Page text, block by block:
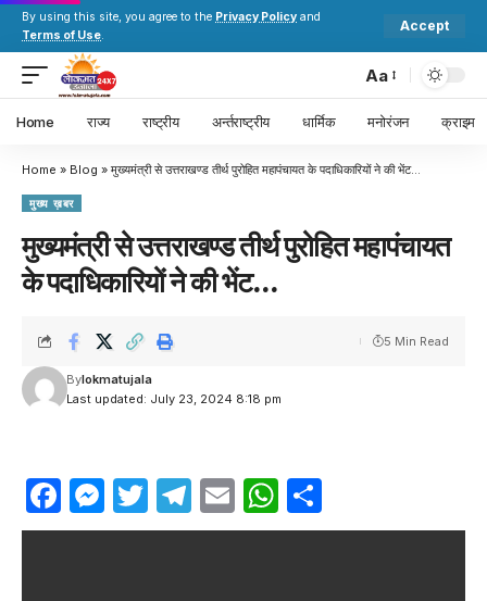
By using this site, you agree to the Privacy Policy and
Terms of Use.
Accept
Aa
Home राज्य राष्ट्रीय अर्न्तराष्ट्रीय धार्मिक मनोरंजन क्राइम
Home » Blog » मुख्यमंत्री से उत्तराखण्ड तीर्थ पुरोहित महापंचायत के पदाधिकारियों ने की भेंट…
मुख्य ख़बर
मुख्यमंत्री से उत्तराखण्ड तीर्थ पुरोहित महापंचायत
के पदाधिकारियों ने की भेंट…
Last updated: July 23, 2024 8:18 pm
Bylokmatujala
5 Min Read
Facebook
Messenger
Twitter
Telegram
EmailWhatsApp